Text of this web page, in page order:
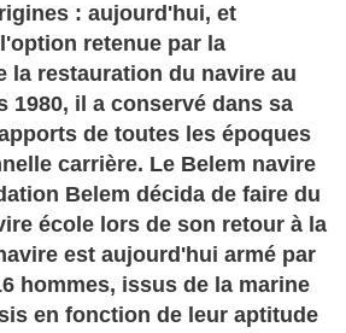
: aujourd'hui, et
retenue par la
la restauration du navire au
1980, il a conservé dans sa
de toutes les époques
carrière. Le Belem navire
Belem décida de faire du
école lors de son retour à la
est aujourd'hui armé par
hommes, issus de la marine
en fonction de leur aptitude